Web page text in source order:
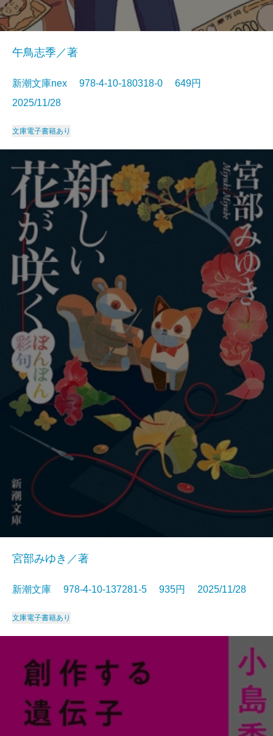
午鳥志季／著
新潮文庫nex 978-4-10-180318-0 649円
2025/11/28
文庫電子書籍あり
宮部みゆき／著
新潮文庫 978-4-10-137281-5 935円 2025/11/28
文庫電子書籍あり